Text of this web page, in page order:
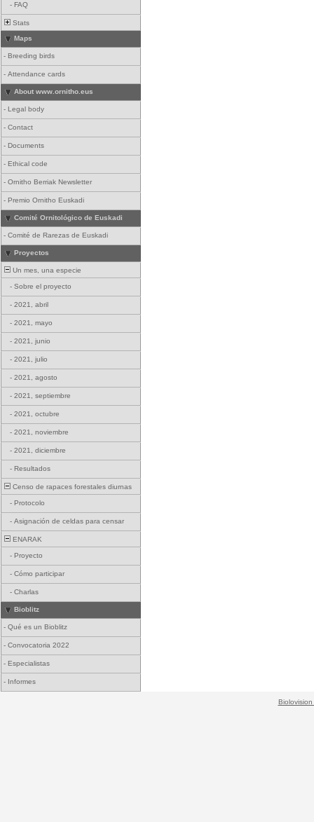
- FAQ
Stats
Maps
- Breeding birds
- Attendance cards
About www.ornitho.eus
- Legal body
- Contact
- Documents
- Ethical code
- Ornitho Berriak Newsletter
- Premio Ornitho Euskadi
Comité Ornitológico de Euskadi
- Comité de Rarezas de Euskadi
Proyectos
Un mes, una especie
- Sobre el proyecto
- 2021, abril
- 2021, mayo
- 2021, junio
- 2021, julio
- 2021, agosto
- 2021, septiembre
- 2021, octubre
- 2021, noviembre
- 2021, diciembre
- Resultados
Censo de rapaces forestales diurnas
- Protocolo
- Asignación de celdas para censar
ENARAK
- Proyecto
- Cómo participar
- Charlas
Bioblitz
- Qué es un Bioblitz
- Convocatoria 2022
- Especialistas
- Informes
Biolovision